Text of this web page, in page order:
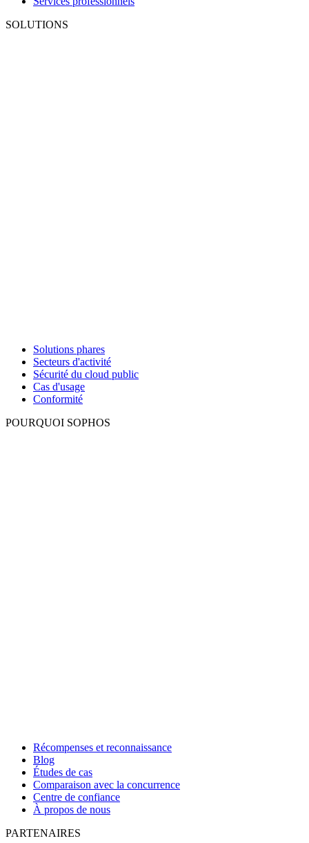
SOLUTIONS
Solutions phares
Secteurs d'activité
Sécurité du cloud public
Cas d'usage
Conformité
POURQUOI SOPHOS
Récompenses et reconnaissance
Blog
Études de cas
Comparaison avec la concurrence
Centre de confiance
À propos de nous
PARTENAIRES